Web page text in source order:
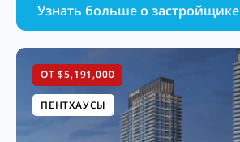
Узнать больше о застройщике
ОТ $5,191,000
ПЕНТХАУСЫ